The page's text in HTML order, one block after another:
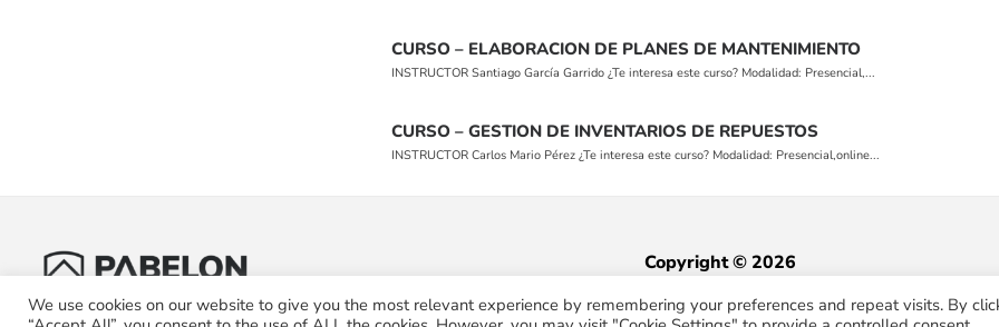
CURSO – ELABORACION DE PLANES DE MANTENIMIENTO
INSTRUCTOR Santiago García Garrido ¿Te interesa este curso? Modalidad: Presencial,...
CURSO – GESTION DE INVENTARIOS DE REPUESTOS
INSTRUCTOR Carlos Mario Pérez ¿Te interesa este curso? Modalidad: Presencial,online...
Copyright © 2026
We use cookies on our website to give you the most relevant experience by remembering your preferences and repeat visits. By